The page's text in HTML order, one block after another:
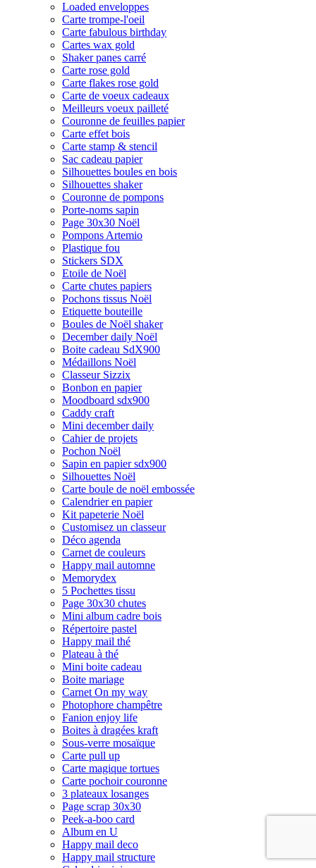
Loaded enveloppes
Carte trompe-l'oeil
Carte fabulous birthday
Cartes wax gold
Shaker panes carré
Carte rose gold
Carte flakes rose gold
Carte de voeux cadeaux
Meilleurs voeux pailleté
Couronne de feuilles papier
Carte effet bois
Carte stamp & stencil
Sac cadeau papier
Silhouettes boules en bois
Silhouettes shaker
Couronne de pompons
Porte-noms sapin
Page 30x30 Noël
Pompons Artemio
Plastique fou
Stickers SDX
Etoile de Noël
Carte chutes papiers
Pochons tissus Noël
Etiquette bouteille
Boules de Noël shaker
December daily Noël
Boite cadeau SdX900
Médaillons Noël
Classeur Sizzix
Bonbon en papier
Moodboard sdx900
Caddy craft
Mini december daily
Cahier de projets
Pochon Noël
Sapin en papier sdx900
Silhouettes Noël
Carte boule de noël embossée
Calendrier en papier
Kit papeterie Noël
Customisez un classeur
Déco agenda
Carnet de couleurs
Happy mail automne
Memorydex
5 Pochettes tissu
Page 30x30 chutes
Mini album cadre bois
Répertoire pastel
Happy mail thé
Plateau à thé
Mini boite cadeau
Boite mariage
Carnet On my way
Photophore champêtre
Fanion enjoy life
Boites à dragées kraft
Sous-verre mosaïque
Carte pull up
Carte magique tortues
Carte pochoir couronne
3 plateaux losanges
Page scrap 30x30
Peek-a-boo card
Album en U
Happy mail deco
Happy mail structure